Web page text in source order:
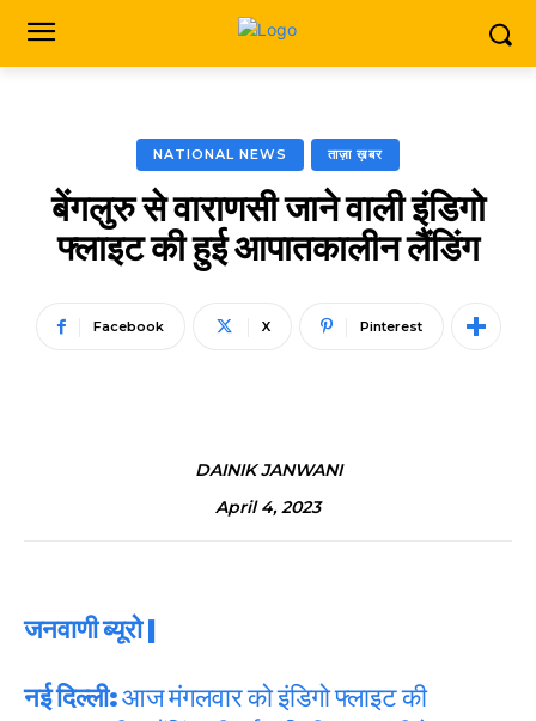
NATIONAL NEWS ताज़ा ख़बर
बेंगलुरु से वाराणसी जाने वाली इंडिगो
फ्लाइट की हुई आपातकालीन लैंडिंग
Facebook X Pinterest
DAINIK JANWANI
April 4, 2023
जनवाणी ब्यूरो |
नई दिल्ली:आज मंगलवार को इंडिगो फ्लाइट की